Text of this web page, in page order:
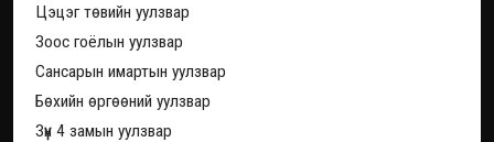
Цэцэг төвийн уулзвар
Зоос гоёлын уулзвар
Сансарын имартын уулзвар
Бөхийн өргөөний уулзвар
Зүүн 4 замын уулзвар